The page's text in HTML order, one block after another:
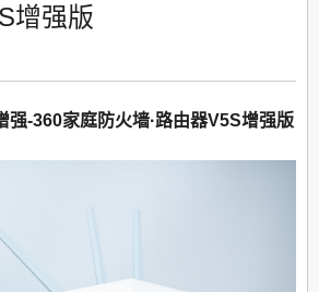
增强版
强-360家庭防火墙·路由器V5S增强版